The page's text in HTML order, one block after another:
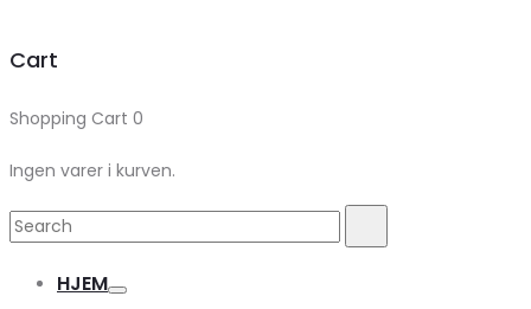
Cart
Shopping Cart 0
Ingen varer i kurven.
Search
HJEM